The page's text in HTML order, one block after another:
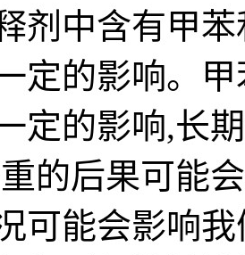
剂中含有甲
定的影响。
定的影响,长
的后果可能
可能会影响